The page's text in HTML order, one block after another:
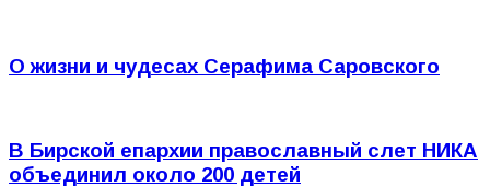
О жизни и чудесах Серафима Саровского
В Бирской епархии православный слет НИКА
объединил около 200 детей